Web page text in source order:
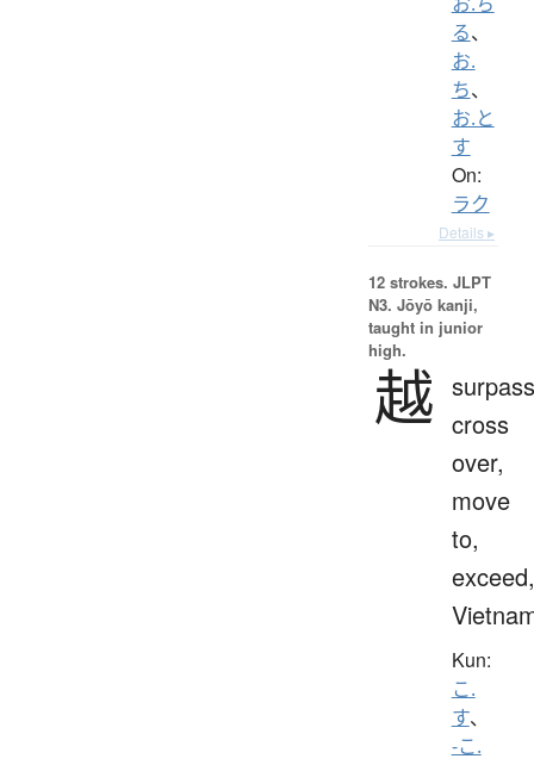
る、
お.
ち、
お.と
す
On:
ラク
Details ▸
12 strokes. JLPT
N3. Jōyō kanji,
taught in junior
high.
越 cross
over,
move
to,
exceed,
Kun:
こ.
す、
-こ.